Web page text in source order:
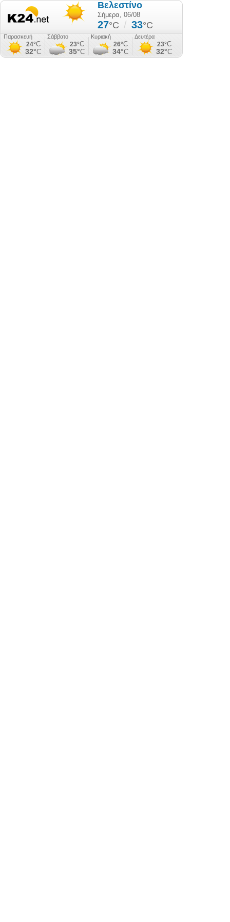
Βελεστίνο
Σήμερα, 06/08
27°C / 33°C
Παρασκευή
24°C
32°C
Σάββατο
23°C
35°C
Κυριακή
26°C
34°C
Δευτέρα
23°C
32°C